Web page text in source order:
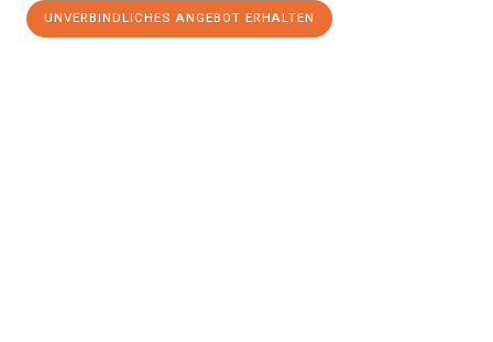
UNVERBINDLICHES ANGEBOT ERHALTEN